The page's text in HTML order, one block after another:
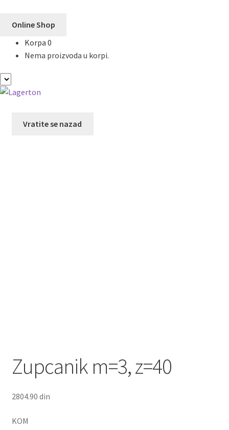
Online Shop
Korpa 0
Nema proizvoda u korpi.
Vratite se nazad
Zupcanik m=3, z=40
2804.90 din
KOM